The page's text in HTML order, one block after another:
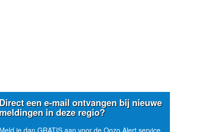
een e-mail ontvangen bij nieuwe
in deze regio?
je dan GRATIS aan voor de Oozo Alert service